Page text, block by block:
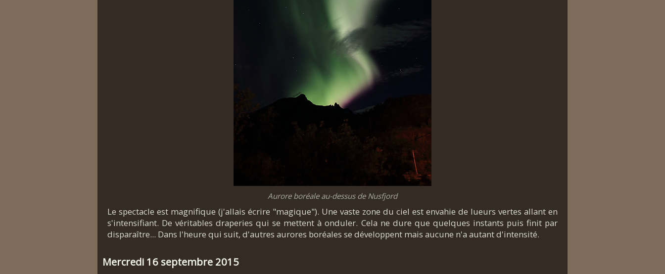
Aurore boréale au-dessus de Nusfjord
Le spectacle est magnifique (j'allais écrire "magique"). Une vaste zone du ciel est envahie de lueurs vertes allant en
s'intensifiant. De véritables draperies qui se mettent à onduler. Cela ne dure que quelques instants puis finit par
disparaître... Dans l'heure qui suit, d'autres aurores boréales se développent mais aucune n'a autant d'intensité.
Mercredi 16 septembre 2015